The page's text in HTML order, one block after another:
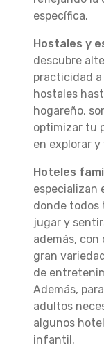
específica.
Hostales y
descubre
practicidad a
hostales
hogareño,
optimizar tu
en explorar
Hoteles
especializan
donde todos
jugar y
además,
gran
de
Además,
adultos
algunos
infantil.